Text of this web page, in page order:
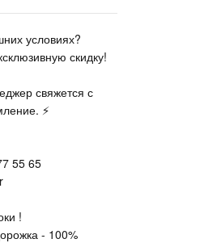
условиях?
скидку!
свяжется с
⚡
55 65
!
- 100%